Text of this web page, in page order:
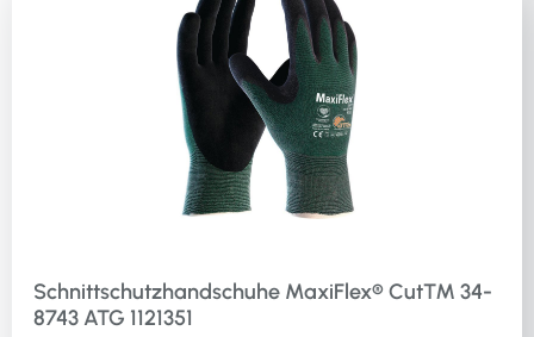
Schnittschutzhandschuhe MaxiFlex® Cut™ 34-
8743 ATG 1121351